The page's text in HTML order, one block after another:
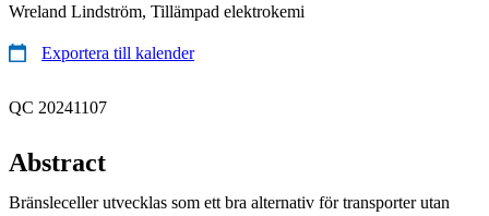
Wreland Lindström, Tillämpad elektrokemi
Exportera till kalender
QC 20241107
Abstract
Bränsleceller utvecklas som ett bra alternativ för transporter utan